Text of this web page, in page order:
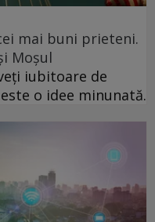
mai buni prieteni.
Moșul
iubitoare de
o idee minunată.